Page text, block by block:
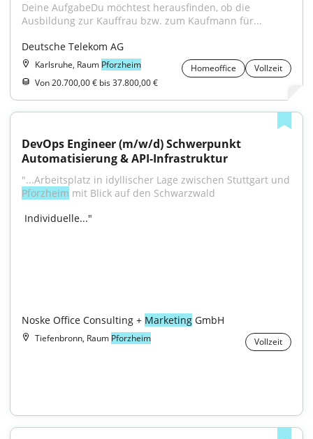
Deine AufgabeDu möchtest herausfinden, ob die
Ausbildung zur Kauffrau bzw. zum Kaufmann für...
Deutsche Telekom AG
Karlsruhe, Raum Pforzheim Homeoffice
Vollzeit
Von 20.700,00 € bis 37.800,00 €
DevOps Engineer (m/w/d) Schwerpunkt
Automatisierung & API-Infrastruktur
Pforzheim mit Blick auf den Schwarzwald
Individuelle..."
Noske Office Consulting + Marketing GmbH
Tiefenbronn, Raum Pforzheim Vollzeit